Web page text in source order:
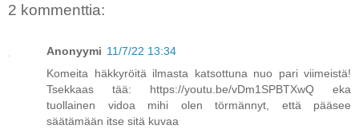
2 kommenttia:
Anonyymi 11/7/22 13:34
Komeita häkkyröitä ilmasta katsottuna nuo pari viimeistä!
Tsekkaas tää: https://youtu.be/vDm1SPBTXwQ eka
tuollainen vidoa mihi olen törmännyt, että pääsee
säätämään itse sitä kuvaa